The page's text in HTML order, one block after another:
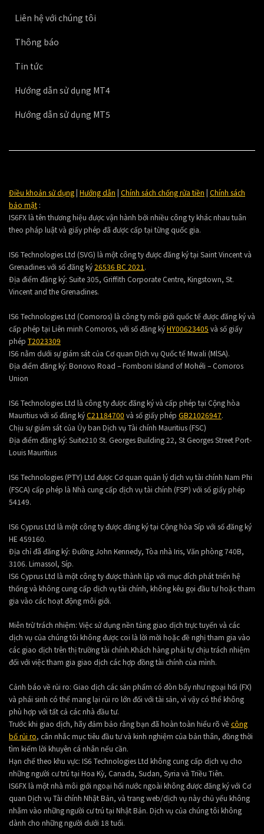
Liên hệ với chúng tôi
Thông báo
Tin tức
Hướng dẫn sử dụng MT4
Hướng dẫn sử dụng MT5
Điều khoản sử dụng| Hướng dẫn | Chính sách chống rửa tiền | Chính sách
bảo mật :
IS6FX là tên thương hiệu được vận hành bởi nhiều công ty khác nhau tuân
theo pháp luật và giấy phép đã được cấp tại từng quốc gia.
IS6 Technologies Ltd (SVG) là một công ty được đăng ký tại Saint Vincent và
Grenadines với số đăng ký26536 BC 2021.
Địa điểm đăng ký: Suite 305, Griffith Corporate Centre, Kingstown, St.
Vincent and the Grenadines.
IS6 Technologies Ltd (Comoros) là công ty môi giới quốc tế được đăng ký và
cấp phép tại Liên minh Comoros, với số đăng kýHY00623405 và số giấy
phép T2023309
IS6 nằm dưới sự giám sát của Cơ quan Dịch vụ Quốc tế Mwali (MlSA).
Địa điểm đăng ký: Bonovo Road – Fomboni Island of Mohéli – Comoros
Union
IS6 Technologies Ltd là công ty được đăng ký và cấp phép tại Cộng hòa
Mauritius với số đăng kýC21184700 và số giấy phép GB21026947.
Chịu sự giám sát của Ủy ban Dịch vụ Tài chính Mauritius (FSC)
Địa điểm đăng ký: Suite210 St. Georges Building 22, St Georges Street Port-
Louis Mauritius
IS6 Technologies (PTY) Ltd được Cơ quan quản lý dịch vụ tài chính Nam Phi
(FSCA) cấp phép là Nhà cung cấp dịch vụ tài chính (FSP) với số giấy phép
54149.
IS6 Cyprus Ltd là một công ty được đăng ký tại Cộng hòa Síp với số đăng ký
HE 459160.
Địa chỉ đã đăng ký: Đường John Kennedy, Tòa nhà Iris, Văn phòng 740B,
3106. Limassol, Síp.
IS6 Cyprus Ltd là một công ty được thành lập với mục đích phát triển hệ
thống và không cung cấp dịch vụ tài chính, không kêu gọi đầu tư hoặc tham
gia vào các hoạt động môi giới.
Miễn trừ trách nhiệm: Việc sử dụng nền tảng giao dịch trực tuyến và các
dịch vụ của chúng tôi không được coi là lời mời hoặc đề nghị tham gia vào
các giao dịch trên thị trường tài chính.Khách hàng phải tự chịu trách nhiệm
đối với việc tham gia giao dịch các hợp đồng tài chính của mình.
Cảnh báo về rủi ro: Giao dịch các sản phẩm có đòn bẩy như ngoại hối (FX)
và phái sinh có thể mang lại rủi ro lớn đối với tài sản, vì vậy có thể không
phù hợp với tất cả các nhà đầu tư.
Trước khi giao dịch, hãy đảm bảo rằng bạn đã hoàn toàn hiểu rõ về công
bố rủi ro, cân nhắc mục tiêu đầu tư và kinh nghiệm của bản thân, đồng thời
tìm kiếm lời khuyên cá nhân nếu cần.
Hạn chế theo khu vực: IS6 Technologies Ltd không cung cấp dịch vụ cho
những người cư trú tại Hoa Kỳ, Canada, Sudan, Syria và Triều Tiên.
IS6FX là một nhà môi giới ngoại hối nước ngoài không được đăng ký với Cơ
quan Dịch vụ Tài chính Nhật Bản, và trang web/dịch vụ này chủ yếu không
nhằm vào những người cư trú tại Nhật Bản. Dịch vụ của chúng tôi không
dành cho những người dưới 18 tuổi.